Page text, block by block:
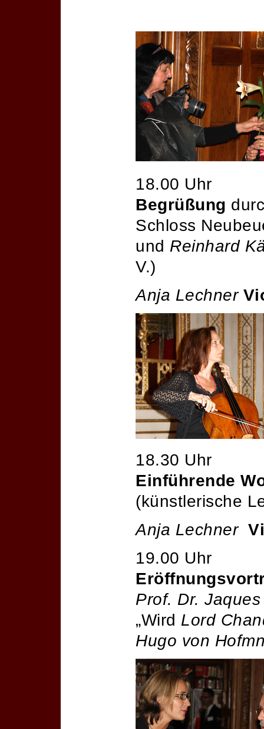
18.00 Uhr
Begrüßung
Schloss
und Reinhard
V.)
Anja Lechner
18.30 Uhr
Einführende
(künstlerische
Anja Lechner
19.00 Uhr
Prof. Dr.
„Wird Lord
Hugo von